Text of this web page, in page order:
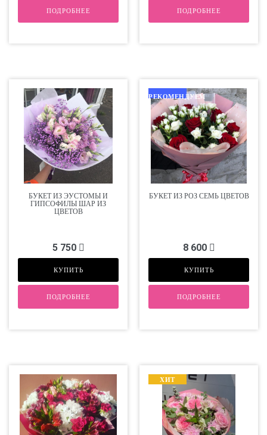
ПОДРОБНЕЕ ПОДРОБНЕЕ
БУКЕТ ИЗ ЭУСТОМЫ И
ГИПСОФИЛЫ ШАР ИЗ
ЦВЕТОВ
5 750
КУПИТЬ
ПОДРОБНЕЕ
РЕКОМЕНДУЕМ
БУКЕТ ИЗ РОЗ СЕМЬ ЦВЕТОВ
8 600
КУПИТЬ
ПОДРОБНЕЕ
ХИТ